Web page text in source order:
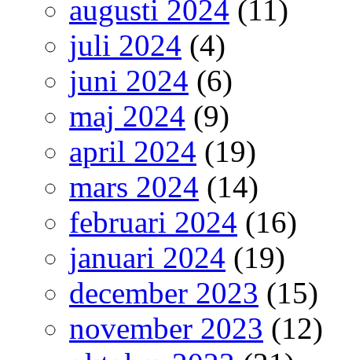
augusti 2024 (11)
juli 2024 (4)
juni 2024 (6)
maj 2024 (9)
april 2024 (19)
mars 2024 (14)
februari 2024 (16)
januari 2024 (19)
december 2023 (15)
november 2023 (12)